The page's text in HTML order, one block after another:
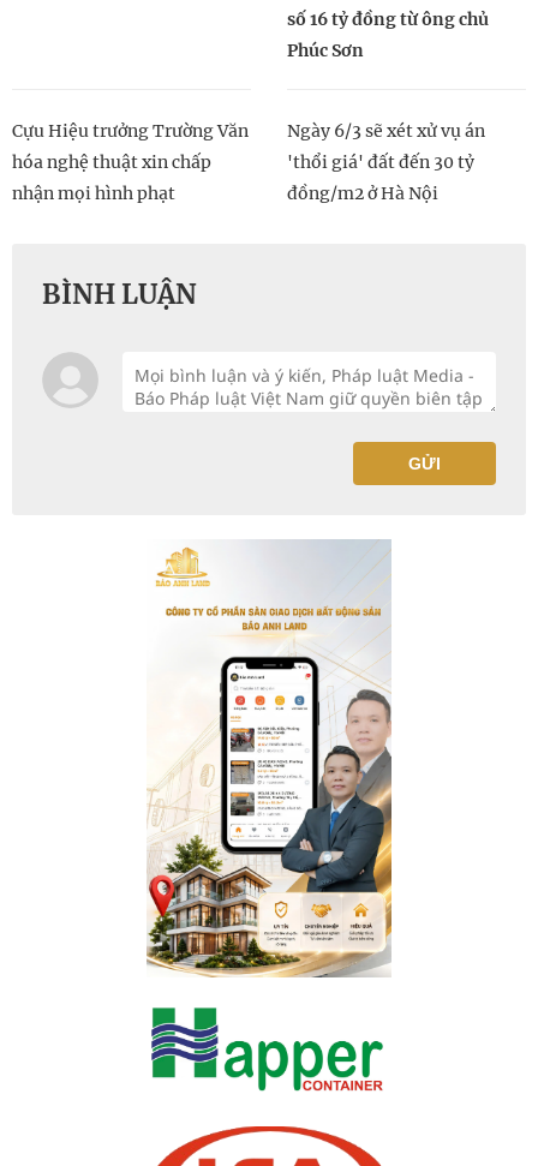
số 16 tỷ đồng từ ông chủ
Phúc Sơn
Cựu Hiệu trưởng Trường Văn
hóa nghệ thuật xin chấp
nhận mọi hình phạt
Ngày 6/3 sẽ xét xử vụ án
'thổi giá' đất đến 30 tỷ
đồng/m2 ở Hà Nội
BÌNH LUẬN
GỬI